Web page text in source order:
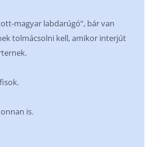
magyar labdarúgó”, bár van
tolmácsolni kell, amikor interjút
is.